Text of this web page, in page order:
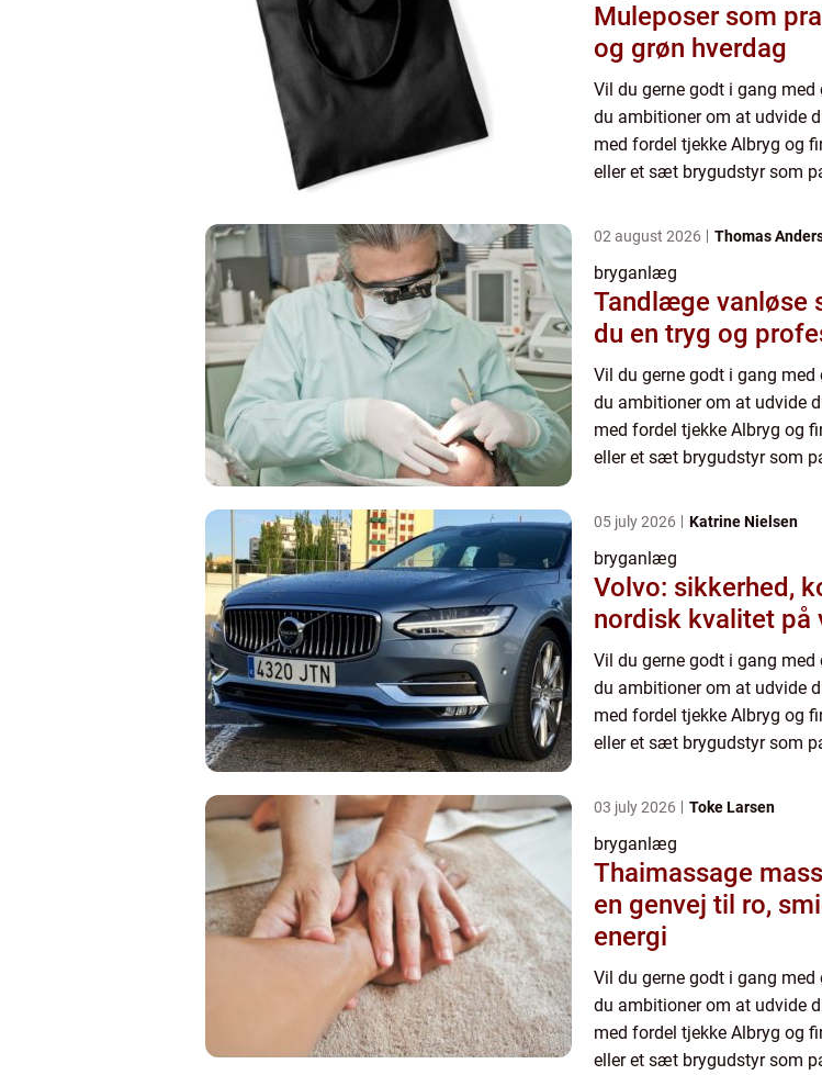
Muleposer som
og grøn hverdag
Vil du gerne godt i gang med
du ambitioner om at udvide
med fordel tjekke Albryg og
eller et sæt brygudstyr som
02 august 2026 Thomas
bryganlæg
Tandlæge vanløse sådan finder
du en tryg og
Vil du gerne godt i gang med
du ambitioner om at udvide
med fordel tjekke Albryg og
eller et sæt brygudstyr som
05 july 2026 Katrine Nielsen
bryganlæg
Volvo: sikkerhed,
nordisk kvalitet på
Vil du gerne godt i gang med
du ambitioner om at udvide
med fordel tjekke Albryg og
eller et sæt brygudstyr som
03 july 2026 Toke Larsen
bryganlæg
Thaimassage
en genvej til ro,
energi
Vil du gerne godt i gang med
du ambitioner om at udvide
med fordel tjekke Albryg og
eller et sæt brygudstyr som